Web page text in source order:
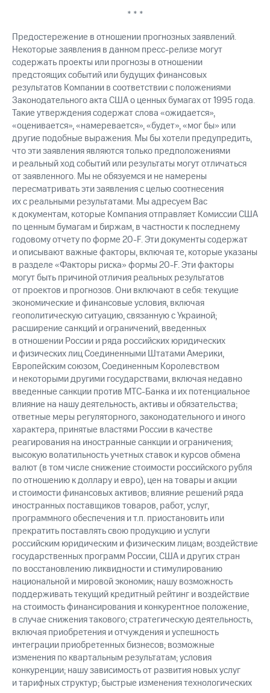
* * *
Предостережение в отношении прогнозных заявлений.
Некоторые заявления в данном пресс-релизе могут
содержать проекты или прогнозы в отношении
предстоящих событий или будущих финансовых
результатов Компании в соответствии с положениями
Законодательного акта США о ценных бумагах от 1995 года.
Такие утверждения содержат слова «ожидается»,
«оценивается», «намеревается», «будет», «мог бы» или
другие подобные выражения. Мы бы хотели предупредить,
что эти заявления являются только предположениями
и реальный ход событий или результаты могут отличаться
от заявленного. Мы не обязуемся и не намерены
пересматривать эти заявления с целью соотнесения
их с реальными результатами. Мы адресуем Вас
к документам, которые Компания отправляет Комиссии США
по ценным бумагам и биржам, в частности к последнему
годовому отчету по форме 20-F. Эти документы содержат
и описывают важные факторы, включая те, которые указаны
в разделе «Факторы риска» формы 20-F. Эти факторы
могут быть причиной отличия реальных результатов
от проектов и прогнозов. Они включают в себя: текущие
экономические и финансовые условия, включая
геополитическую ситуацию, связанную с Украиной;
расширение санкций и ограничений, введенных
в отношении России и ряда российских юридических
и физических лиц Соединенными Штатами Америки,
Европейским союзом, Соединенным Королевством
и некоторыми другими государствами, включая недавно
введенные санкции против МТС-Банка и их потенциальное
влияние на нашу деятельность, активы и обязательства;
ответные меры регуляторного, законодательного и иного
характера, принятые властями России в качестве
реагирования на иностранные санкции и ограничения;
высокую волатильность учетных ставок и курсов обмена
валют (в том числе снижение стоимости российского рубля
по отношению к доллару и евро), цен на товары и акции
и стоимости финансовых активов; влияние решений ряда
иностранных поставщиков товаров, работ, услуг,
программного обеспечения и т.п. приостановить или
прекратить поставлять свою продукцию и услуги
российским юридическим и физическим лицам; воздействие
государственных программ России, США и других стран
по восстановлению ликвидности и стимулированию
национальной и мировой экономик; нашу возможность
поддерживать текущий кредитный рейтинг и воздействие
на стоимость финансирования и конкурентное положение,
в случае снижения такового; стратегическую деятельность,
включая приобретения и отчуждения и успешность
интеграции приобретенных бизнесов; возможные
изменения по квартальным результатам; условия
конкуренции; нашу зависимость от развития новых услуг
и тарифных структур; быстрые изменения технологических